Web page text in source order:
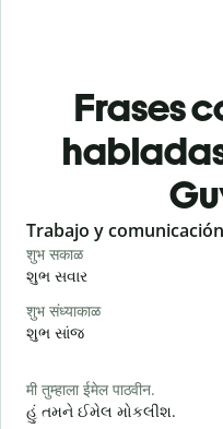
Frases
Slide 1 of 6
Trabajo y
शुभ सकाळ
શુભ સવાર
शुभ संध्याकाळ
શુભ સાંજ
मी तुम्हाला ईमेल पाठवीन.
હું તમને ઈમેલ મોકલીશ.